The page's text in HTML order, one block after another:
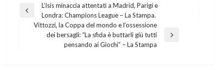
Post
navigation
Previous
L’Isis minaccia attentati a Madrid, Parigi e
Londra: Champions League – La Stampa.
Vittozzi, la Coppa del mondo e l’ossessione
dei bersagli: “La sfida è buttarli giù tutti
pensando ai Giochi” – La Stampa